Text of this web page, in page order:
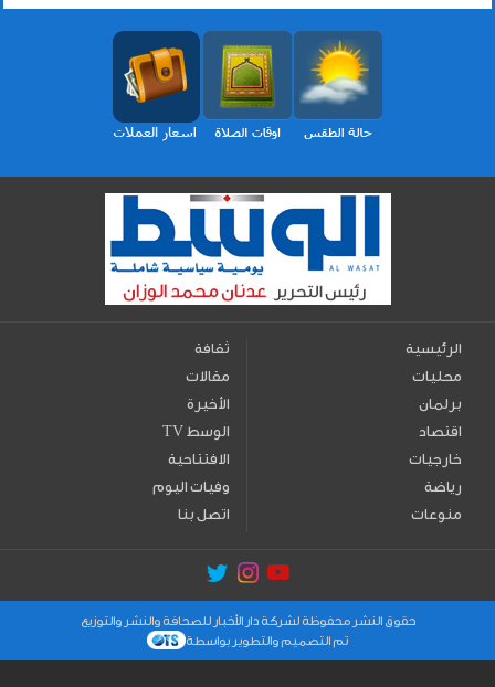
الرئيسية
محليات
برلمان
اقتصاد
خارجيات
رياضة
منوعات
ثقافة
مقالات
الأخيرة
TV الوسط
الافتتاحية
وفيات اليوم
اتصل بنا
حقوق النشر محفوظة لشركة دار الأخبار للصحافة والنشر والتوزيع
تم التصميم والتطوير بواسطة